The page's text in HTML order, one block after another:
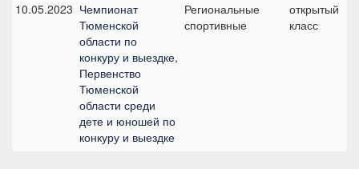
10.05.2023 Чемпионат
Тюменской
области по
конкуру и выездке,
Первенство
Тюменской
области среди
дете и юношей по
конкуру и выездке
Региональные
спортивные
открытый
класс